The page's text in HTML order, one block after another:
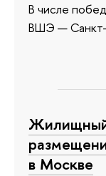
В числе
ВШЭ — Санкт-
Жилищный
в Москве